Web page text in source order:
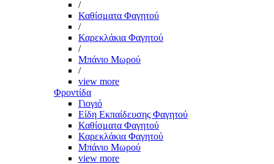
/
Καθίσματα Φαγητού
/
Καρεκλάκια Φαγητού
/
Μπάνιο Μωρού
/
view more
Φροντίδα
Γιογιό
Είδη Εκπαίδευσης Φαγητού
Καθίσματα Φαγητού
Καρεκλάκια Φαγητού
Μπάνιο Μωρού
view more